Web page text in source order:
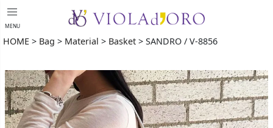
menu
MENU
HOME Bag Material Basket SANDRO / V-8856